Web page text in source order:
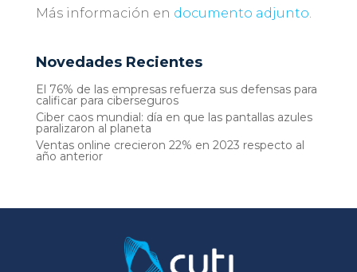
Más información en documento adjunto.
Novedades Recientes
El 76% de las empresas refuerza sus defensas para
calificar para ciberseguros
Ciber caos mundial: día en que las pantallas azules
paralizaron al planeta
Ventas online crecieron 22% en 2023 respecto al
año anterior